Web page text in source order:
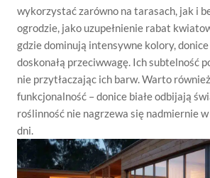
wykorzystać zarówno na tarasach, jak i
ogrodzie, jako uzupełnienie rabat
gdzie dominują intensywne kolory,
doskonałą przeciwwagę. Ich subtelność
nie przytłaczając ich barw. Warto
funkcjonalność – donice białe odbijają
roślinność nie nagrzewa się nadmiernie w
dni.